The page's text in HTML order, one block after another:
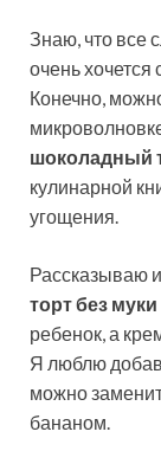
Знаю, что все
очень хочется
Конечно,
шоколадный
кулинарной
угощения.
Рассказываю
торт без
ребенок, а
Я люблю
можно
бананом.